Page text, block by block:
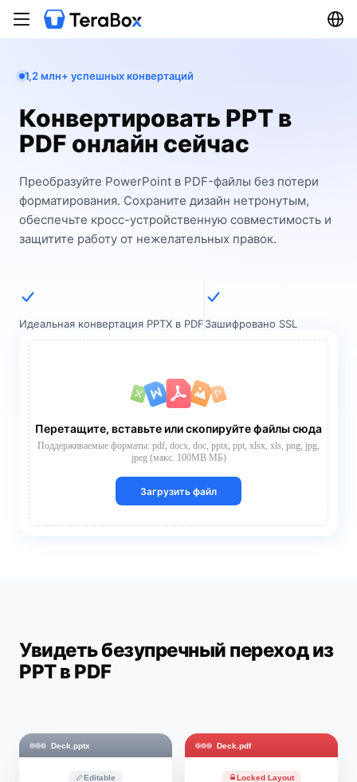
1,2 млн+ успешных конвертаций
Конвертировать PPT в
PDF онлайн сейчас
Преобразуйте PowerPoint в PDF-файлы без потери
форматирования. Сохраните дизайн нетронутым,
обеспечьте кросс-устройственную совместимость и
защитите работу от нежелательных правок.
Идеальная конвертация PPTX в PDFЗашифровано SSL
Перетащите, вставьте или скопируйте файлы сюда
Поддерживаемые форматы: pdf, docx, doc, pptx, ppt, xlsx, xls, png, jpg,
jpeg (макс. 100MB МБ)
Загрузить файл
Увидеть безупречный переход из
PPT в PDF
Deck.pptx
Editable
Deck.pdf
Locked Layout